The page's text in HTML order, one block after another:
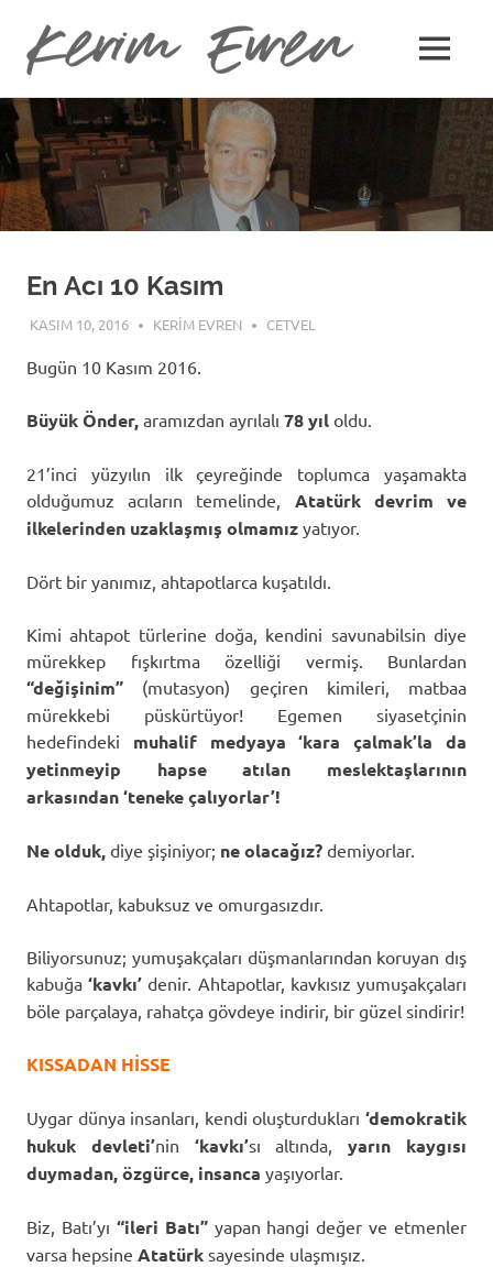
Skip
content
Kerim
Evren
Evren'in
Güncel
Yazıları
MENU
En Acı 10 Kasım
KASIM 10, 2016 KERIM EVREN CETVEL
Bugün 10 Kasım 2016.
Büyük Önder, aramızdan ayrılalı 78 yıl oldu.
21’inci yüzyılın ilk çeyreğinde toplumca yaşamakta
olduğumuz acıların temelinde, Atatürk devrim ve
ilkelerinden uzaklaşmış olmamız yatıyor.
Dört bir yanımız, ahtapotlarca kuşatıldı.
Kimi ahtapot türlerine doğa, kendini savunabilsin diye
mürekkep fışkırtma özelliği vermiş. Bunlardan
“değişinim” (mutasyon) geçiren kimileri, matbaa
mürekkebi püskürtüyor! Egemen siyasetçinin
hedefindeki muhalif medyaya ‘kara çalmak’la da
yetinmeyip hapse atılan meslektaşlarının
arkasından ‘teneke çalıyorlar’!
Ne olduk, diye şişiniyor; ne olacağız? demiyorlar.
Ahtapotlar, kabuksuz ve omurgasızdır.
Biliyorsunuz; yumuşakçaları düşmanlarından koruyan dış
kabuğa‘kavkı’denir. Ahtapotlar, kavkısız yumuşakçaları
böle parçalaya, rahatça gövdeye indirir, bir güzel sindirir!
KISSADAN HİSSE
Uygar dünya insanları, kendi oluşturdukları ‘demokratik
hukuk devleti’nin ‘kavkı’sı altında,yarın kaygısı
duymadan, özgürce, insanca yaşıyorlar.
Biz, Batı’yı “ileri Batı”yapan hangi değer ve etmenler
varsa hepsine Atatürk sayesinde ulaşmışız.